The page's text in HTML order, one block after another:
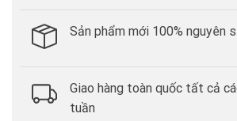
Sản phẩm mới 100% nguyên
Giao hàng toàn quốc tất cả
tuần